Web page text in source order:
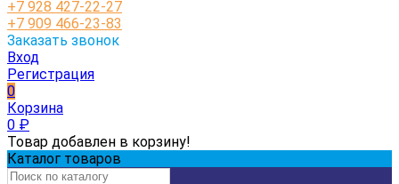
+7 928 427-22-27
+7 909 466-23-83
Заказать звонок
Вход
Регистрация
0
Корзина
0 ₽
Товар добавлен в корзину!
Каталог товаров